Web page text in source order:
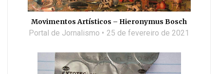
Movimentos Artísticos – Hieronymus Bosch
Portal de Jornalismo 25 de fevereiro de 2021